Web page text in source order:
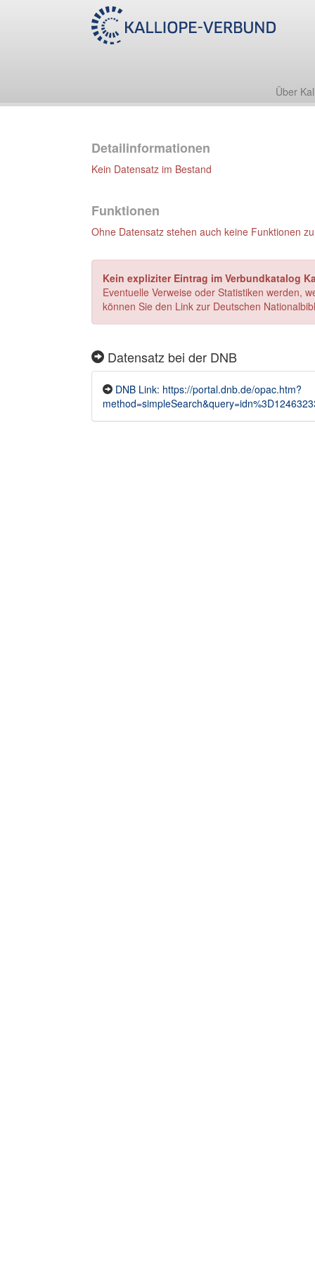
Über
Detailinformationen
Kein Datensatz im Bestand
Funktionen
Ohne Datensatz stehen auch keine Funktionen
Kein expliziter Eintrag im Verbundkatalog
Eventuelle Verweise oder Statistiken werden,
können Sie den Link zur Deutschen
Datensatz bei der DNB
DNB Link: https://portal.dnb.de/opac.htm?